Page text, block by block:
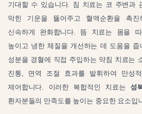
기대할 수 있습니다. 침 치료는 코 주변과
막힌 기운을 뚫어주고 혈액순환을 촉진
신속하게 완화합니다. 뜸 치료는 몸을
높이고 냉한 체질을 개선하는 데 도움을
성분을 경혈에 직접 주입하는 약침 치료는
진통, 면역 조절 효과를 발휘하여 만성
제어합니다. 이러한 복합적인 치료는성
환자분들의 만족도를 높이는 중요한 요소입